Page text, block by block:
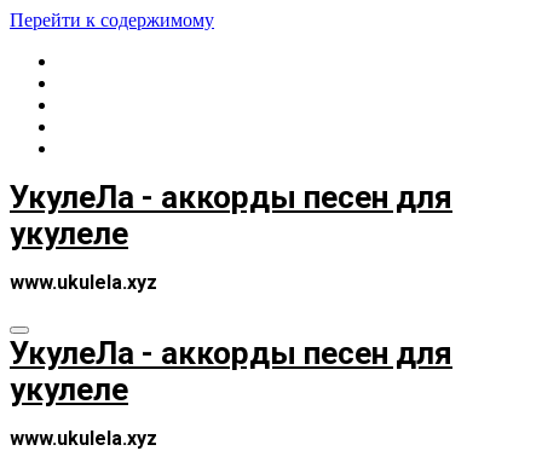
Перейти к содержимому
УкулеЛа - аккорды песен для
укулеле
www.ukulela.xyz
УкулеЛа - аккорды песен для
укулеле
www.ukulela.xyz